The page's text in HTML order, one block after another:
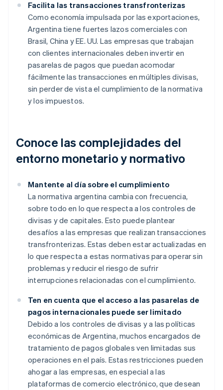
Facilita las transacciones transfronterizas
Como economía impulsada por las exportaciones,
Argentina tiene fuertes lazos comerciales con
Brasil, China y EE. UU. Las empresas que trabajan
con clientes internacionales deben invertir en
pasarelas de pagos que puedan acomodar
fácilmente las transacciones en múltiples divisas,
sin perder de vista el cumplimiento de la normativa
y los impuestos.
Conoce las complejidades del
entorno monetario y normativo
Mantente al día sobre el cumplimiento
La normativa argentina cambia con frecuencia,
sobre todo en lo que respecta a los controles de
divisas y de capitales. Esto puede plantear
desafíos a las empresas que realizan transacciones
transfronterizas. Estas deben estar actualizadas en
lo que respecta a estas normativas para operar sin
problemas y reducir el riesgo de sufrir
interrupciones relacionadas con el cumplimiento.
Ten en cuenta que el acceso a las pasarelas de
pagos internacionales puede ser limitado
Debido a los controles de divisas y a las políticas
económicas de Argentina, muchos encargados de
tratamiento de pagos globales ven limitadas sus
operaciones en el país. Estas restricciones pueden
ahogar a las empresas, en especial a las
plataformas de comercio electrónico, que desean